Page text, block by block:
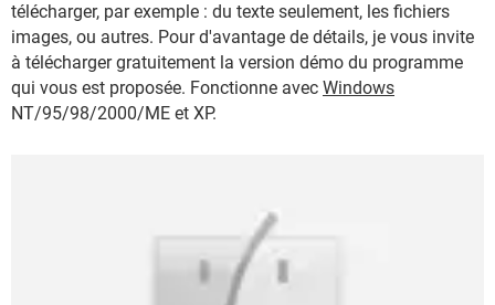
télécharger, par exemple : du texte seulement, les fichiers
images, ou autres. Pour d'avantage de détails, je vous invite
à télécharger gratuitement la version démo du programme
qui vous est proposée. Fonctionne avec Windows
NT/95/98/2000/ME et XP.